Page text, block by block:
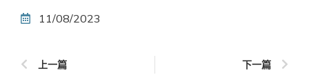
11/08/2023
上一篇 下一篇